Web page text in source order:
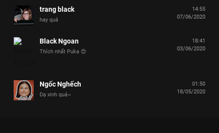
trang black
hay quá
14:55
07/06/2020
Black Ngoan
Thích nhất Puka 😍
18:41
03/06/2020
Ngốc Nghếch
Dạ xinh quá~
01:50
18/05/2020